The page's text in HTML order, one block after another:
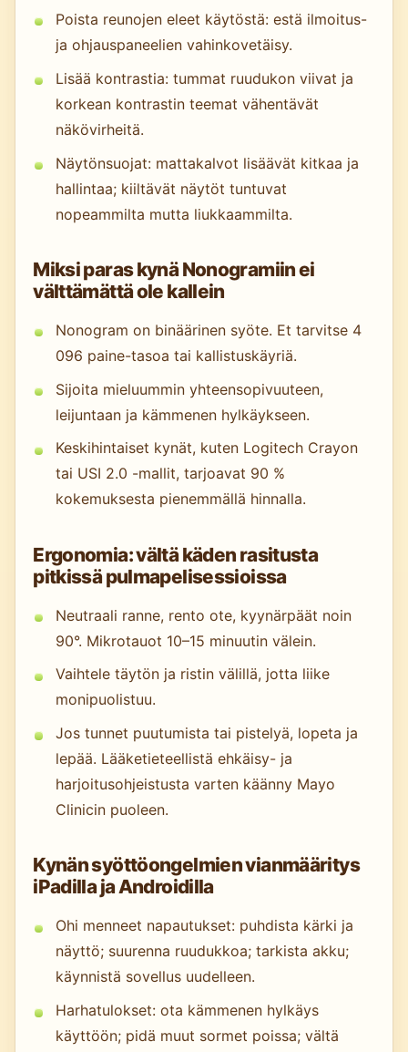
Poista reunojen eleet käytöstä: estä ilmoitus-
ja ohjauspaneelien vahinkovetäisy.
Lisää kontrastia: tummat ruudukon viivat ja
korkean kontrastin teemat vähentävät
näkövirheitä.
Näytönsuojat: mattakalvot lisäävät kitkaa ja
hallintaa; kiiltävät näytöt tuntuvat
nopeammilta mutta liukkaammilta.
Miksi paras kynä Nonogramiin ei
välttämättä ole kallein
Nonogram on binäärinen syöte. Et tarvitse 4
096 paine-tasoa tai kallistuskäyriä.
Sijoita mieluummin yhteensopivuuteen,
leijuntaan ja kämmenen hylkäykseen.
Keskihintaiset kynät, kuten Logitech Crayon
tai USI 2.0 -mallit, tarjoavat 90 %
kokemuksesta pienemmällä hinnalla.
Ergonomia: vältä käden rasitusta
pitkissä pulmapelisessioissa
Neutraali ranne, rento ote, kyynärpäät noin
90°. Mikrotauot 10–15 minuutin välein.
Vaihtele täytön ja ristin välillä, jotta liike
monipuolistuu.
Jos tunnet puutumista tai pistelyä, lopeta ja
lepää. Lääketieteellistä ehkäisy- ja
harjoitusohjeistusta varten käänny Mayo
Clinicin puoleen.
Kynän syöttöongelmien vianmääritys
iPadilla ja Androidilla
Ohi menneet napautukset: puhdista kärki ja
näyttö; suurenna ruudukkoa; tarkista akku;
käynnistä sovellus uudelleen.
Harhatulokset: ota kämmenen hylkäys
käyttöön; pidä muut sormet poissa; vältä